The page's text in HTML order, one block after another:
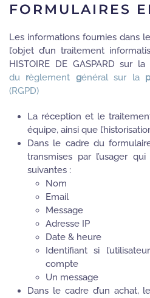
FORMULAIRES
Les informations fournies dans
l’objet d’un traitement
HISTOIRE DE GASPARD sur
du règlement général sur la p
(RGPD)
La réception et le
équipe, ainsi que
Dans le cadre du
transmises par l’usager
suivantes :
Nom
Email
Message
Adresse IP
Date & heure
Identifiant si
compte
Un message
Dans le cadre d’un achat,